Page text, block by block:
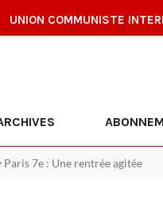
UNION COMMUNISTE
7e : Une rentrée agitée